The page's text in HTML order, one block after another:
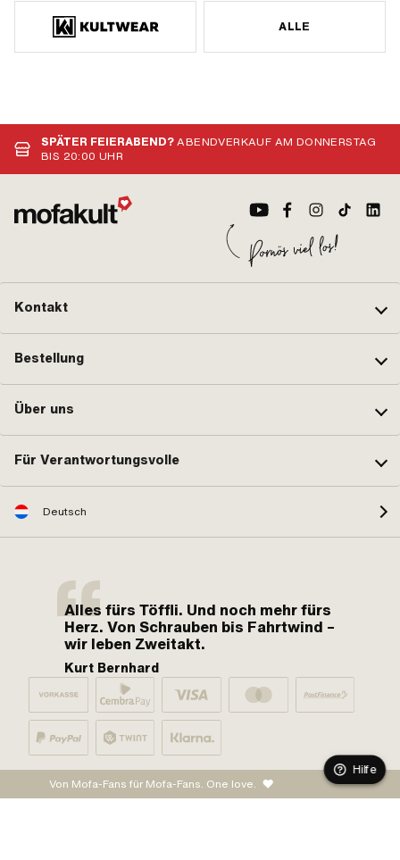
ALLE
SPÄTER FEIERABEND?ABENDVERKAUF AM DONNERSTAG
BIS 20:00 UHR
Kontakt
Bestellung
Über uns
Für Verantwortungsvolle
Deutsch
Alles fürs Töffli. Und noch mehr fürs
Herz. Von Schrauben bis Fahrtwind –
wir leben Zweitakt.
Kurt Bernhard
Von Mofa-Fans für Mofa-Fans. One love.
Hilfe